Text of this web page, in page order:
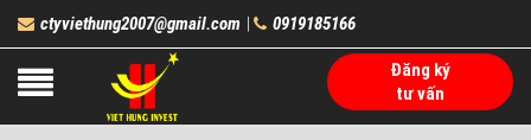
ctyviethung2007@gmail.com 0919185166
Đăng ký
tư vấn